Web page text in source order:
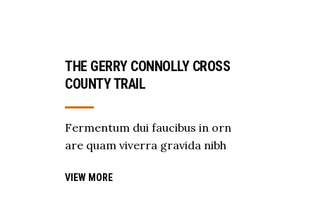
THE GERRY CONNOLLY CROSS
COUNTY TRAIL
Fermentum dui faucibus in orn
are quam viverra gravida nibh
VIEW MORE